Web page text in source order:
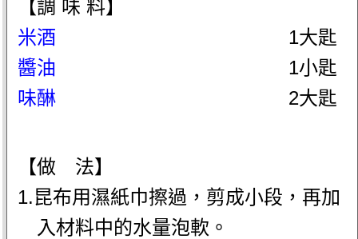
【調 味 料】
米酒
1大匙
醬油
1小匙
味醂
2大匙
【做 法】
1.昆布用濕紙巾擦過，剪成小段，再加
入材料中的水量泡軟。